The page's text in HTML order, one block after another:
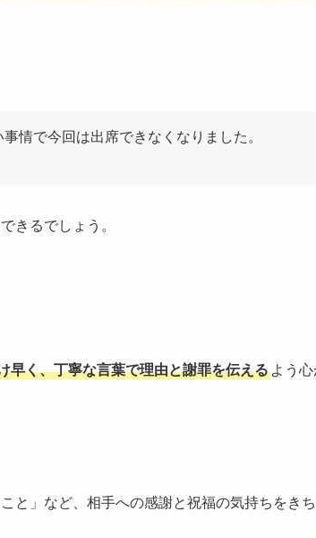
情で今回は出席できなくなりました。
きるでしょう。
早く、丁寧な言葉で理由と謝罪を伝える よう心
と」など、相手への感謝と祝福の気持ちをき